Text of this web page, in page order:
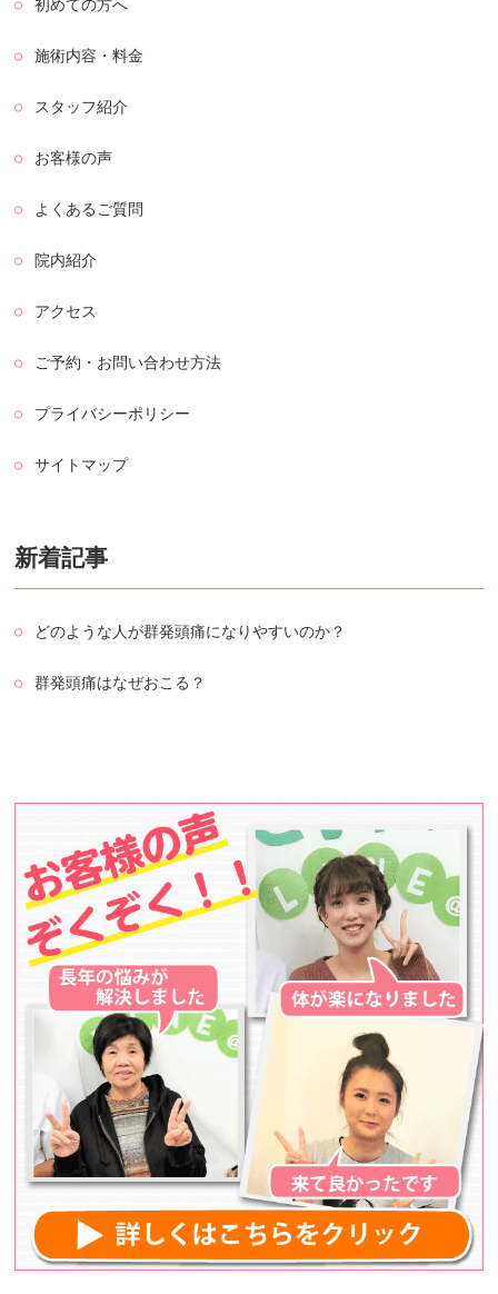
初めての方へ
施術内容・料金
スタッフ紹介
お客様の声
よくあるご質問
院内紹介
アクセス
ご予約・お問い合わせ方法
プライバシーポリシー
サイトマップ
新着記事
どのような人が群発頭痛になりやすいのか？
群発頭痛はなぜおこる？